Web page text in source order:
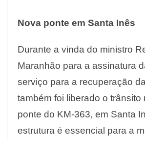
Nova ponte em Santa Inês
Durante a vinda do ministro
Maranhão para a assinatura
serviço para a recuperação
também foi liberado o trânsito
ponte do KM-363, em Santa
estrutura é essencial para a